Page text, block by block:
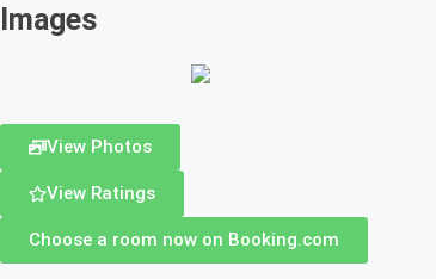
Images
View Photos
View Ratings
Choose a room now on Booking.com